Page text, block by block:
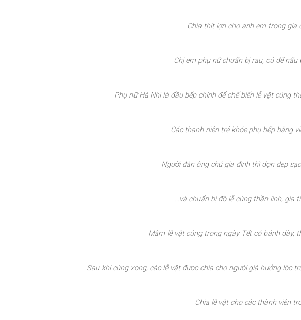
Chia thịt lợn cho anh em trong gia
Chị em phụ nữ chuẩn bị rau, củ để
Phụ nữ Hà Nhì là đầu bếp chính để chế biến lễ vật cúng
Các thanh niên trẻ khỏe phụ bếp bằng
Người đàn ông chủ gia đình thì dọn dẹp
…và chuẩn bị đồ lễ cúng thần linh, gia
Mâm lễ vật cúng trong ngày Tết có bánh dày,
Sau khi cúng xong, các lễ vật được chia cho người già hưởng lộc
Chia lễ vật cho các thành viên